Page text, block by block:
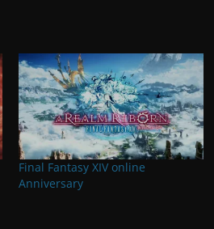
Final Fantasy XIV online
Anniversary